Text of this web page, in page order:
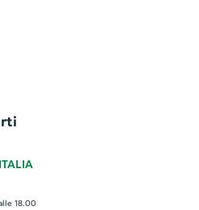
18.00